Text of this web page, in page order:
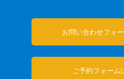
お問い合わせフォ
ご予約フォーム